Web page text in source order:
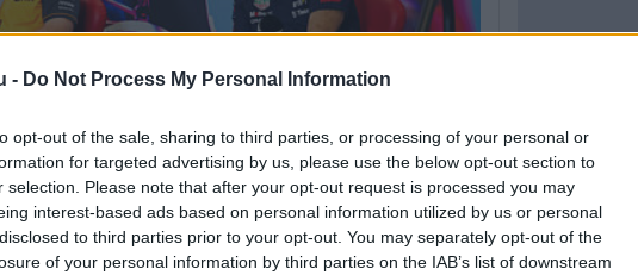
- Do Not Process My Personal Information
opt-out of the sale, sharing to third parties, or processing of your personal or
for targeted advertising by us, please use the below opt-out section to
selection. Please note that after your opt-out request is processed you may
interest-based ads based on personal information utilized by us or personal
to third parties prior to your opt-out. You may separately opt-out of the
of your personal information by third parties on the IAB’s list of downstream